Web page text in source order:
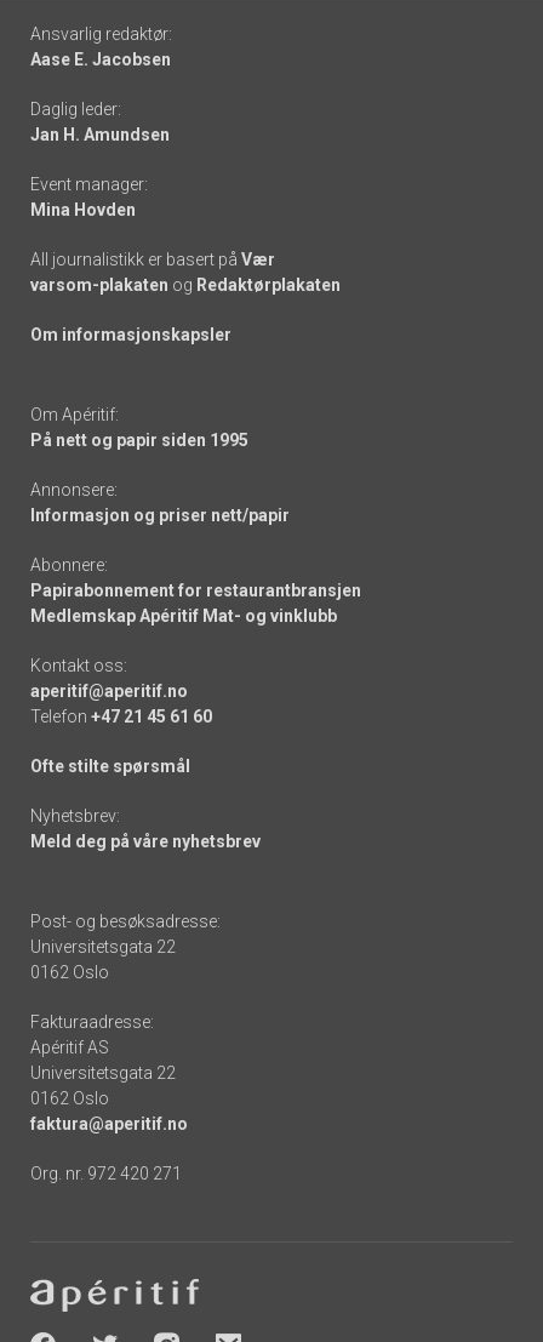
Footer
-
links
Ansvarlig redaktør:
Aase E. Jacobsen
Daglig leder:
Jan H. Amundsen
Event manager:
Mina Hovden
All journalistikk er basert på Vær
varsom-plakaten og Redaktørplakaten
Om informasjonskapsler
Om Apéritif:
På nett og papir siden 1995
Annonsere:
Informasjon og priser nett/papir
Abonnere:
Papirabonnement for restaurantbransjen
Medlemskap Apéritif Mat- og vinklubb
Kontakt oss:
aperitif@aperitif.no
Telefon +47 21 45 61 60
Ofte stilte spørsmål
Nyhetsbrev:
Meld deg på våre nyhetsbrev
Post- og besøksadresse:
Universitetsgata 22
0162 Oslo
Fakturaadresse:
Apéritif AS
Universitetsgata 22
0162 Oslo
faktura@aperitif.no
Org. nr. 972 420 271
-